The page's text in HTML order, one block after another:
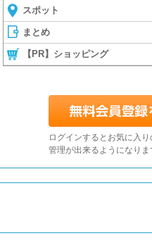
スポット
まとめ
【PR】ショッピング
ログインするとお気に入
管理が出来るようになりま